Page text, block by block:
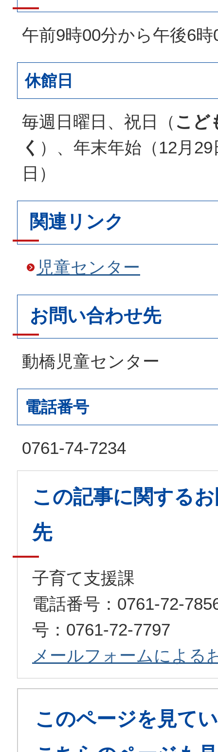
午前9時00分から午後6
休館日
毎週日曜日、祝日（ こど
く ）、年末年始（12月
日）
関連リンク
児童センター
お問い合わせ先
動橋児童センター
電話番号
0761-74-7234
この記事に関する
先
子育て支援課
電話番号：0761-72-
号：0761-72-7797
メールフォームによる
このページを見て